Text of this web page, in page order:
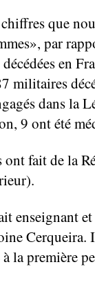
que
par
en
militaires
dans la
9 ont été
fait de la
enseignant
Cerqueira.
la première